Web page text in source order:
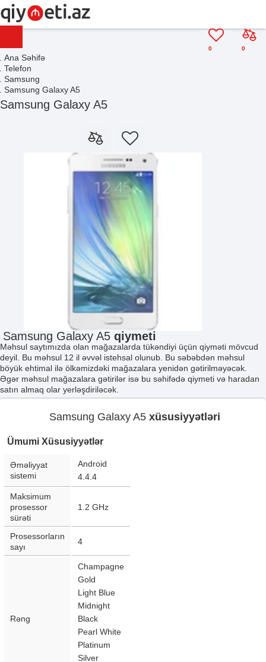
0
0
Ana Səhifə
Telefon
Samsung
Samsung Galaxy A5
Samsung Galaxy A5
Samsung Galaxy A5 qiymeti
Məhsul saytımızda olan mağazalarda tükəndiyi üçün qiyməti mövcud
deyil. Bu məhsul 12 il əvvəl istehsal olunub. Bu səbəbdən məhsul
böyük ehtimal ilə ölkəmizdəki mağazalara yenidən gətirilməyəcək.
Əgər məhsul mağazalara gətirilər isə bu səhifədə qiymeti və haradan
satın almaq olar yerləşdiriləcək.
Samsung Galaxy A5 xüsusiyyətləri
Ümumi Xüsusiyyətlər
Əməliyyat
sistemi
Android
4.4.4
Maksimum
prosessor
sürəti
1.2 GHz
Prosessorların
sayı
4
Rəng
Champagne
Gold
Light Blue
Midnight
Black
Pearl White
Platinum
Silver